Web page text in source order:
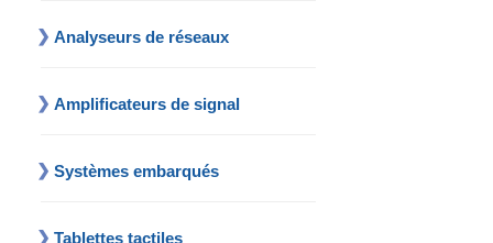
Analyseurs de réseaux
Amplificateurs de signal
Systèmes embarqués
Tablettes tactiles